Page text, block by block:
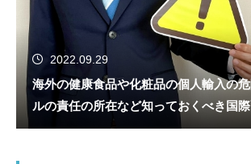
2022.09.29
海外の健康食品や化粧品の個人輸入の
ルの責任の所在など知っておくべき国